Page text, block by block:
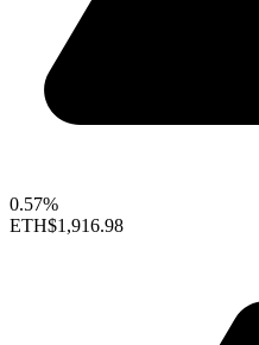
0.57%
ETH$1,916.98